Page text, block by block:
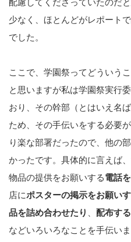
配慮してくださっていたのだ
少なく、ほとんどがレポート
でした。
ここで、学園祭ってどういう
と思いますが私は学園祭実行
おり、その幹部（とはいえ名
ため、その手伝いをする必要
り楽な部署だったので、他の
かったです。具体的に言えば
物品の提供をお願いする電話
店にポスターの掲示をお願い
品を詰め合わせたり
配布す
などいろいろなことを手伝い